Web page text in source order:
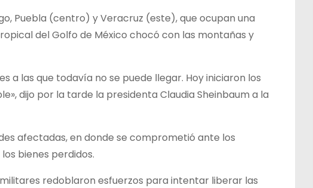
Puebla (centro) y Veracruz (este), que ocupan una
del Golfo de México chocó con las montañas y
a las que todavía no se puede llegar. Hoy iniciaron los
dijo por la tarde la presidenta Claudia Sheinbaum a la
afectadas, en donde se comprometió ante los
bienes perdidos.
redoblaron esfuerzos para intentar liberar las